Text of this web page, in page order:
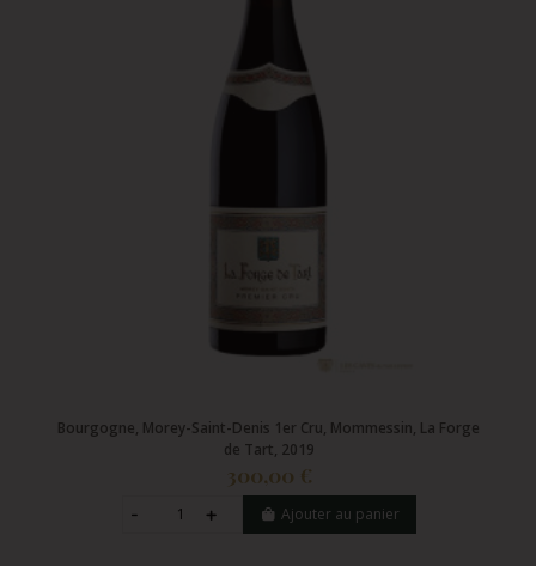
Bourgogne, Morey-Saint-Denis 1er Cru, Mommessin, La Forge
de Tart, 2019
300,00 €
Ajouter au panier